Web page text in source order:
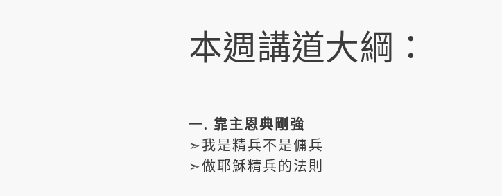
本週講道大綱：
一. 靠主恩典剛強
➣我是精兵不是傭兵
➣做耶穌精兵的法則